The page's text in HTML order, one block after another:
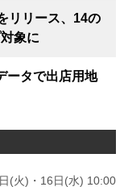
リリース、14の
象に
ータで出店用地
(火)・16日(水) 10:00